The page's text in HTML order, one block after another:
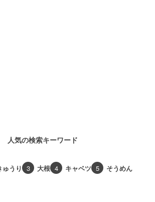
人気の検索キーワード
ゅうり 3 大根 4 キャベツ 5 そうめん